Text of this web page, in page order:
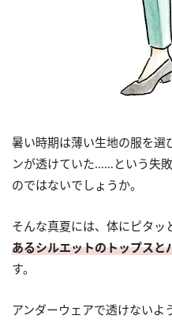
暑い時期は薄い生地の服を選
ンが透けていた……という失
のではないでしょうか。
そんな真夏には、体にピタッ
あるシルエットのトップス
す。
アンダーウェアで透けないよ